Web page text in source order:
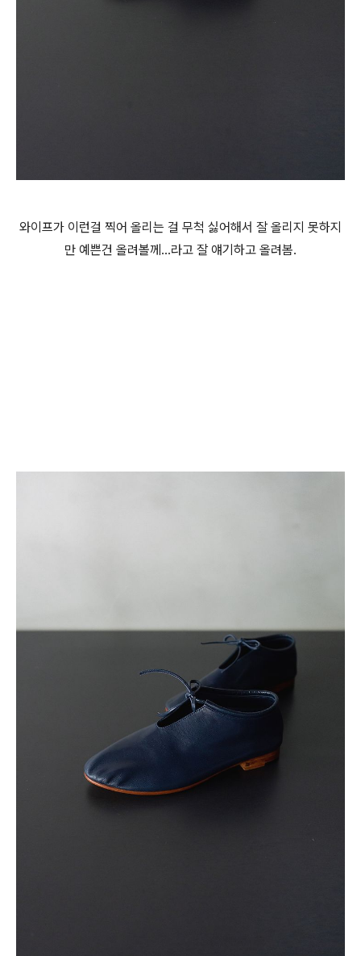
와이프가 이런걸 찍어 올리는 걸 무척 싫어해서 잘 올리지 못하지
만 예쁜건 올려볼께...라고 잘 얘기하고 올려봄.